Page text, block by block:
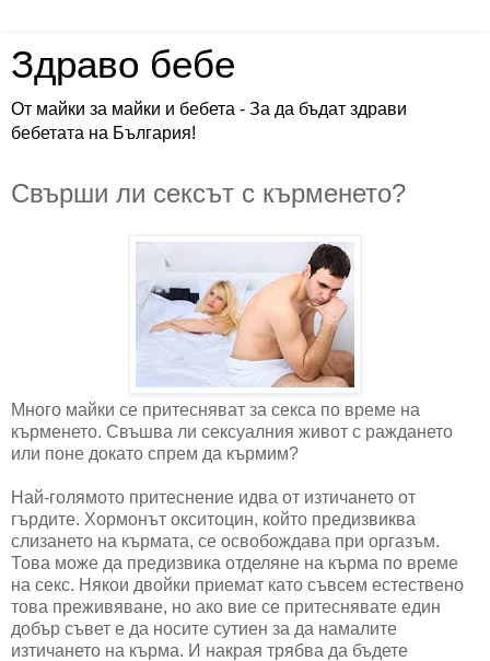
Здраво бебе
От майки за майки и бебета - За да бъдат здрави
бебетата на България!
Свърши ли сексът с кърменето?
Много майки се притесняват за секса по време на
кърменето. Свъшва ли сексуалния живот с раждането
или поне докато спрем да кърмим?
Най-голямото притеснение идва от изтичането от
гърдите. Хормонът окситоцин, който предизвиква
слизането на кърмата, се освобождава при оргазъм.
Това може да предизвика отделяне на кърма по време
на секс. Някои двойки приемат като съвсем естествено
това преживяване, но ако вие се притеснявате един
добър съвет е да носите сутиен за да намалите
изтичането на кърма. И накрая трябва да бъдете